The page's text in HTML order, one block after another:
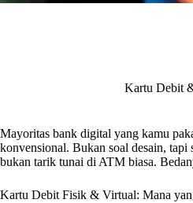
Kartu Debit
Mayoritas bank digital yang kamu
konvensional. Bukan soal desain,
bukan tarik tunai di ATM biasa.
Kartu Debit Fisik & Virtual: Mana